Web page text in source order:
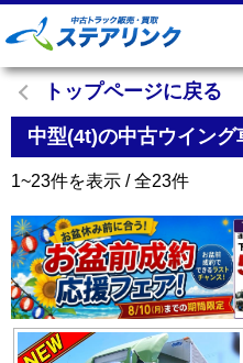
トップページに戻る
中型(4t)の中古ウイング
1~23件を表示 / 全23件